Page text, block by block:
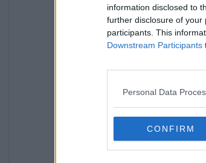
information disclosed to
further disclosure of your
participants. This
Downstream Participants
Personal Data
CONFIRM